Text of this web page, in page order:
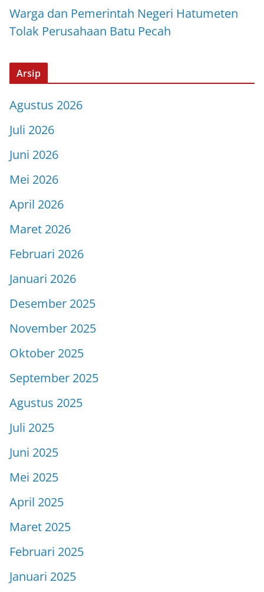
Warga dan Pemerintah Negeri Hatumeten
Tolak Perusahaan Batu Pecah
Arsip
Agustus 2026
Juli 2026
Juni 2026
Mei 2026
April 2026
Maret 2026
Februari 2026
Januari 2026
Desember 2025
November 2025
Oktober 2025
September 2025
Agustus 2025
Juli 2025
Juni 2025
Mei 2025
April 2025
Maret 2025
Februari 2025
Januari 2025